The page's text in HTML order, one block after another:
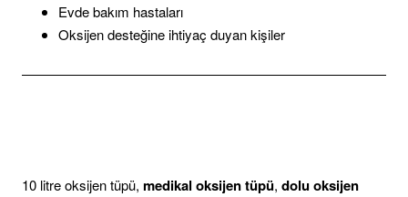
Evde bakım hastaları
Oksijen desteğine ihtiyaç duyan kişiler
10 litre oksijen tüpü, medikal oksijen tüpü, dolu oksijen